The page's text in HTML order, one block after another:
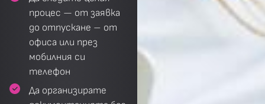
процес — от заявка
до отпускане – от
офиса или през
мобилния си
телефон
Да организирате